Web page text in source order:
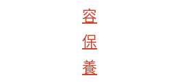
容
保
養